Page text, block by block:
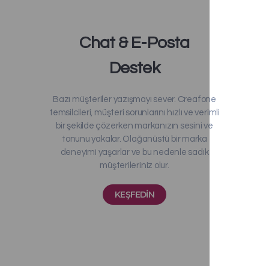
Chat & E-Posta
Destek
Bazı müşteriler yazışmayı sever. Creafone
temsilcileri, müşteri sorunlarını hızlı ve verimli
bir şekilde çözerken markanızın sesini ve
tonunu yakalar. Olağanüstü bir marka
deneyimi yaşarlar ve bu nedenle sadık
müşterileriniz olur.
KEŞFEDIN